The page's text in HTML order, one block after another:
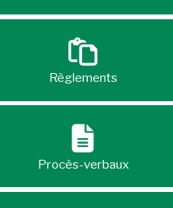
Règlements
Procès-verbaux